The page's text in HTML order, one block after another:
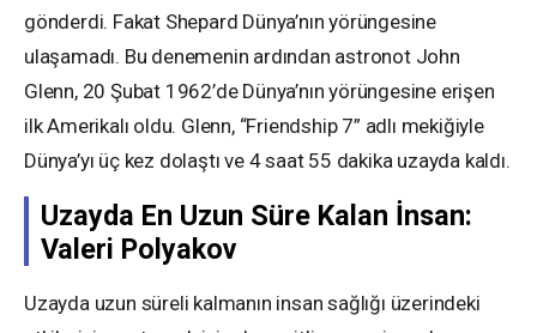
gönderdi. Fakat Shepard Dünya’nın yörüngesine
ulaşamadı. Bu denemenin ardından astronot John
Glenn, 20 Şubat 1962’de Dünya’nın yörüngesine erişen
ilk Amerikalı oldu. Glenn, “Friendship 7” adlı mekiğiyle
Dünya’yı üç kez dolaştı ve 4 saat 55 dakika uzayda kaldı.
Uzayda En Uzun Süre Kalan İnsan:
Valeri Polyakov
Uzayda uzun süreli kalmanın insan sağlığı üzerindeki